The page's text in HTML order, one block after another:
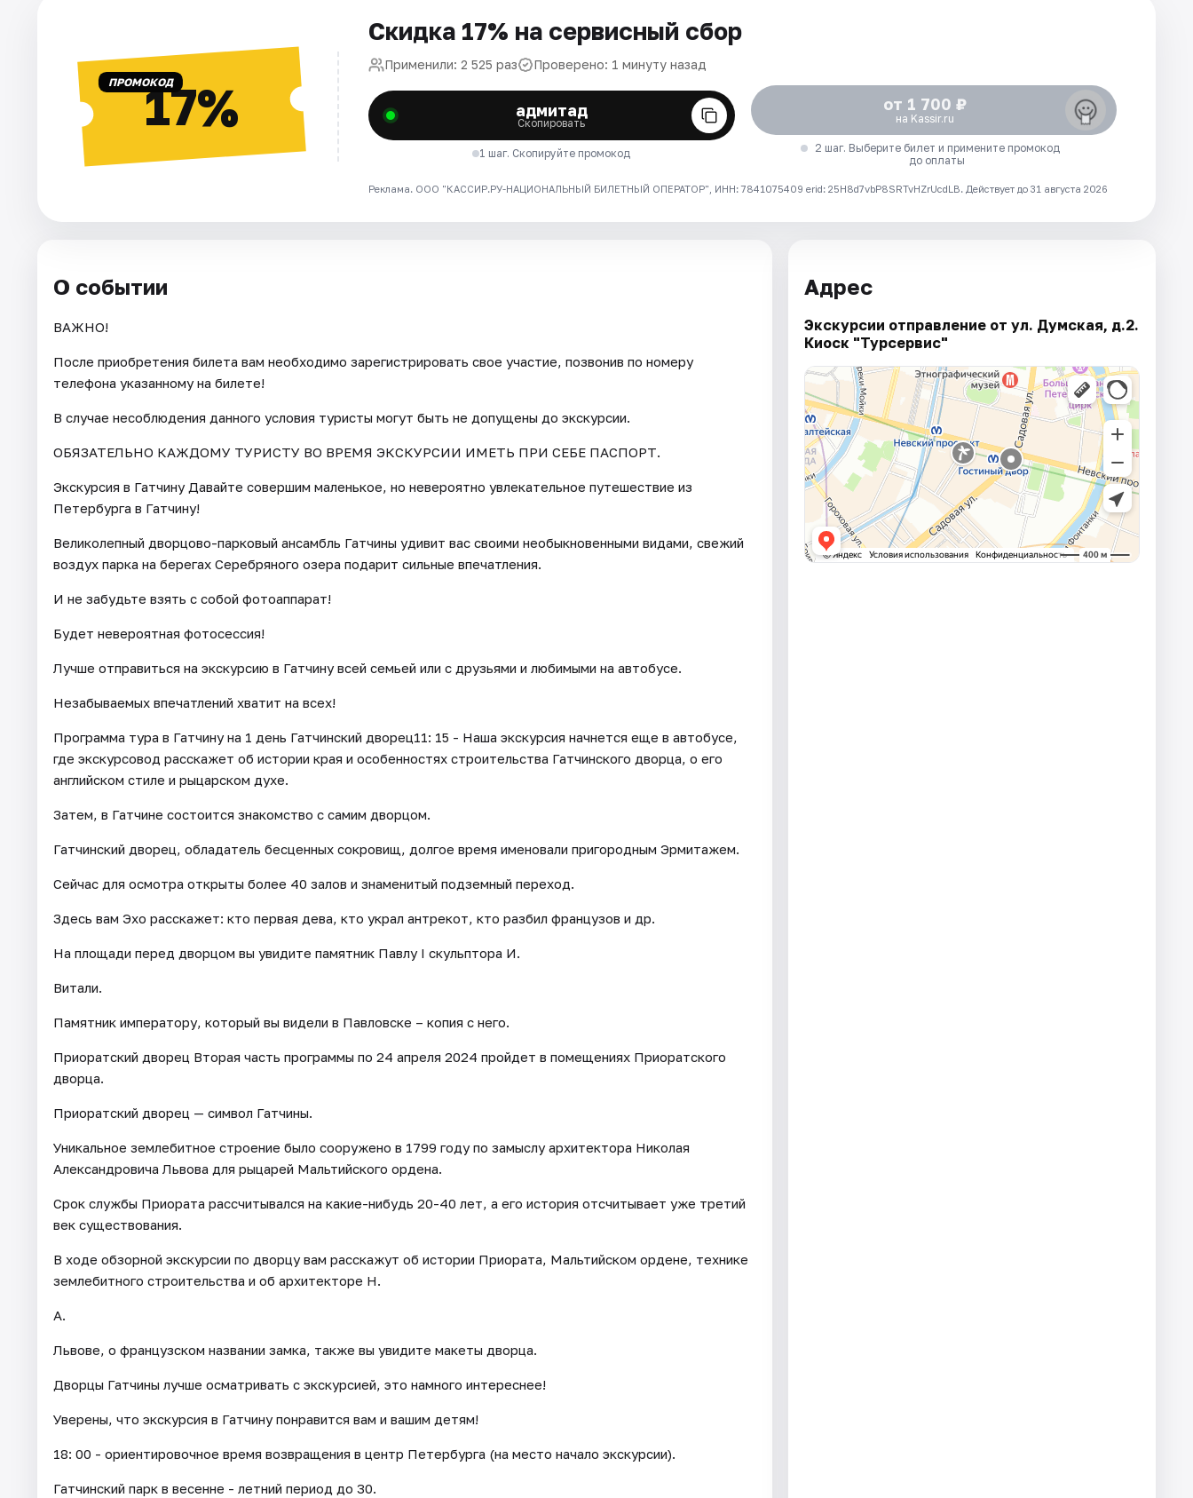
ПРОМОКОД17%
Скидка 17% на сервисный сбор
Применили: 2 525 раз Проверено: 1 минуту назад
адмитад
Скопировать
1 шаг. Скопируйте промокод
от 1 700 ₽
на Kassir.ru
2 шаг. Выберите билет и примените промокод
до оплаты
Реклама. ООО "КАССИР.РУ-НАЦИОНАЛЬНЫЙ БИЛЕТНЫЙ ОПЕРАТОР", ИНН: 7841075409 erid: 25H8d7vbP8SRTvHZrUcdLB. Действует до 31 августа 2026
О событии
ВАЖНО!
После приобретения билета вам необходимо зарегистрировать свое участие, позвонив по номеру
телефона указанному на билете!
В случае несоблюдения данного условия туристы могут быть не допущены до экскурсии.
ОБЯЗАТЕЛЬНО КАЖДОМУ ТУРИСТУ ВО ВРЕМЯ ЭКСКУРСИИ ИМЕТЬ ПРИ СЕБЕ ПАСПОРТ.
Экскурсия в Гатчину Давайте совершим маленькое, но невероятно увлекательное путешествие из
Петербурга в Гатчину!
Великолепный дворцово-парковый ансамбль Гатчины удивит вас своими необыкновенными видами, свежий
воздух парка на берегах Серебряного озера подарит сильные впечатления.
И не забудьте взять с собой фотоаппарат!
Будет невероятная фотосессия!
Лучше отправиться на экскурсию в Гатчину всей семьей или с друзьями и любимыми на автобусе.
Незабываемых впечатлений хватит на всех!
Программа тура в Гатчину на 1 день Гатчинский дворец11: 15 - Наша экскурсия начнется еще в автобусе,
где экскурсовод расскажет об истории края и особенностях строительства Гатчинского дворца, о его
английском стиле и рыцарском духе.
Затем, в Гатчине состоится знакомство с самим дворцом.
Гатчинский дворец, обладатель бесценных сокровищ, долгое время именовали пригородным Эрмитажем.
Сейчас для осмотра открыты более 40 залов и знаменитый подземный переход.
Здесь вам Эхо расскажет: кто первая дева, кто украл антрекот, кто разбил французов и др.
На площади перед дворцом вы увидите памятник Павлу I скульптора И.
Витали.
Памятник императору, который вы видели в Павловске – копия с него.
Приоратский дворец Вторая часть программы по 24 апреля 2024 пройдет в помещениях Приоратского
дворца.
Приоратский дворец — символ Гатчины.
Уникальное землебитное строение было сооружено в 1799 году по замыслу архитектора Николая
Александровича Львова для рыцарей Мальтийского ордена.
Срок службы Приората рассчитывался на какие-нибудь 20-40 лет, а его история отсчитывает уже третий
век существования.
В ходе обзорной экскурсии по дворцу вам расскажут об истории Приората, Мальтийском ордене, технике
землебитного строительства и об архитекторе Н.
А.
Львове, о французском названии замка, также вы увидите макеты дворца.
Дворцы Гатчины лучше осматривать с экскурсией, это намного интереснее!
Уверены, что экскурсия в Гатчину понравится вам и вашим детям!
18: 00 - ориентировочное время возвращения в центр Петербурга (на место начало экскурсии).
Гатчинский парк в весенне - летний период до 30.
Адрес
Экскурсии отправление от ул. Думская, д.2.
Киоск "Турсервис"